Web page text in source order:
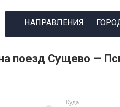
НАПРАВЛЕНИЯ
поезд Сущево —
Куда